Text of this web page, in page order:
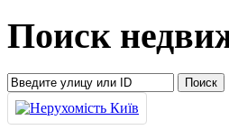
Поиск